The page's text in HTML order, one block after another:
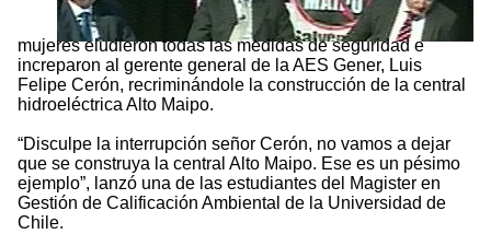
mujeres eludieron todas las medidas de seguridad e
increparon al gerente general de la AES Gener, Luis
Felipe Cerón, recriminándole la construcción de la central
hidroeléctrica Alto Maipo.
“Disculpe la interrupción señor Cerón, no vamos a dejar
que se construya la central Alto Maipo. Ese es un pésimo
ejemplo”, lanzó una de las estudiantes del Magister en
Gestión de Calificación Ambiental de la Universidad de
Chile.